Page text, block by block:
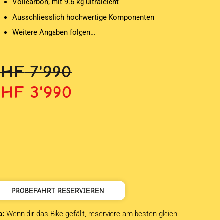
Vollcarbon, mit 9.6 kg ultraleicht
Ausschliesslich hochwertige Komponenten
Weitere Angaben folgen…
7'990
3'990
PROBEFAHRT RESERVIEREN
Wenn dir das Bike gefällt, reserviere am besten gleich